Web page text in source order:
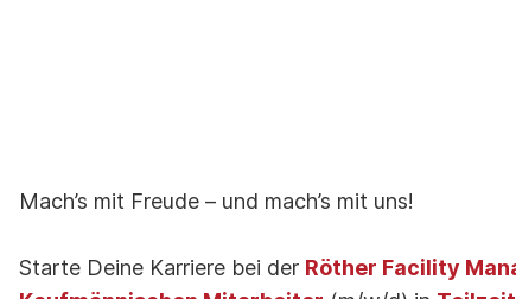
Mach’s mit Freude – und mach’s mit uns!
Starte Deine Karriere bei der Röther Facility